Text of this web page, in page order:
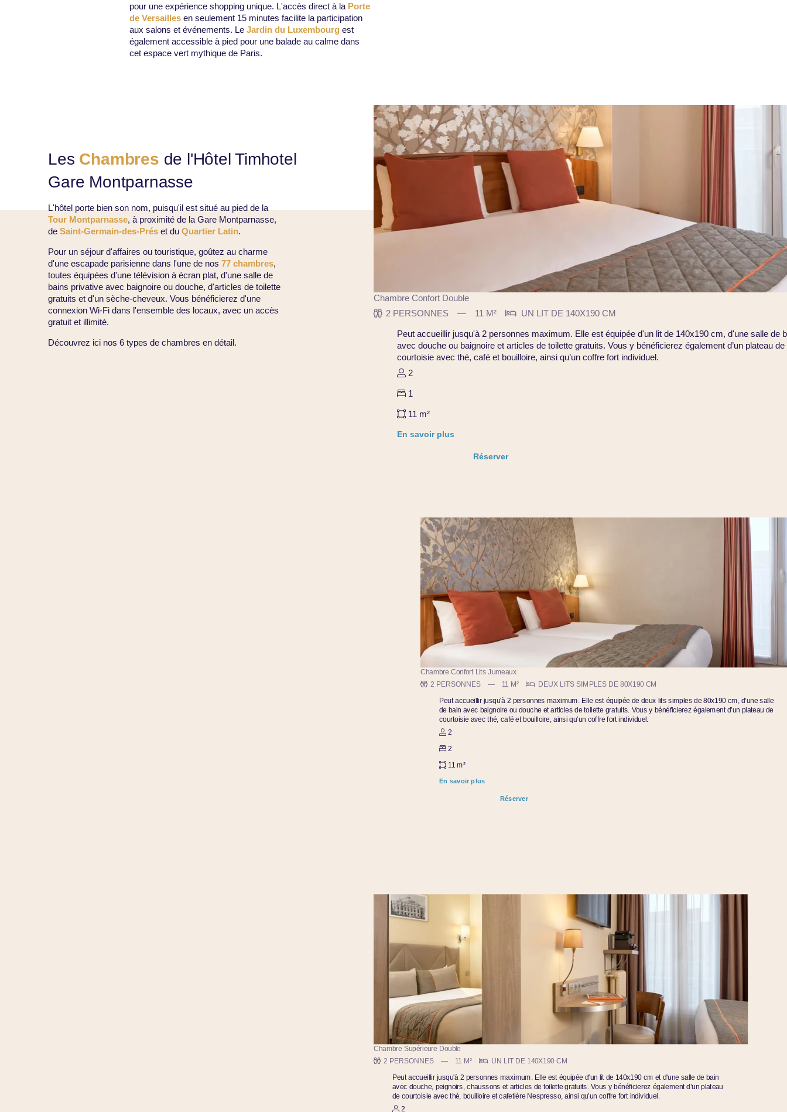
pour une expérience shopping unique. L'accès direct à la Porte
de Versaillesen seulement 15 minutes facilite la participation
aux salons et événements. Le Jardin du Luxembourgest
également accessible à pied pour une balade au calme dans
cet espace vert mythique de Paris.
Les Chambres de l'Hôtel Timhotel
Gare Montparnasse
L'hôtel porte bien son nom, puisqu'il est situé au pied de la
Tour Montparnasse, à proximité de la Gare Montparnasse,
deSaint-Germain-des-Prés et duQuartier Latin.
Pour un séjour d'affaires ou touristique, goûtez au charme
d'une escapade parisienne dans l'une de nos77 chambres,
toutes équipées d'une télévision à écran plat, d'une salle de
bains privative avec baignoire ou douche, d'articles de toilette
gratuits et d'un sèche-cheveux. Vous bénéficierez d'une
connexion Wi‑Fi dans l'ensemble des locaux, avec un accès
gratuit et illimité.
Découvrez ici nos 6 types de chambres en détail.
Chambre Confort Double
2 PERSONNES
11 M² UN LIT DE 140X190 CM
Peut accueillir jusqu'à 2 personnes maximum. Elle est équipée d'un lit de 140x190 cm, d'une salle de
avec douche ou baignoire et articles de toilette gratuits. Vous y bénéficierez également d’un plateau de
courtoisie avec thé, café et bouilloire, ainsi qu’un coffre fort individuel.
2
1
11 m²
En savoir plus
Réserver
Chambre Confort Lits Jumeaux
2 PERSONNES 11 M² DEUX LITS SIMPLES DE 80X190 CM
Peut accueillir jusqu'à 2 personnes maximum. Elle est équipée de deux lits simples de 80x190 cm, d'une salle
de bain avec baignoire ou douche et articles de toilette gratuits. Vous y bénéficierez également d’un plateau de
courtoisie avec thé, café et bouilloire, ainsi qu’un coffre fort individuel.
2
2
11 m²
En savoir plus
Réserver
Chambre Supérieure Double
2 PERSONNES 11 M² UN LIT DE 140X190 CM
Peut accueillir jusqu'à 2 personnes maximum. Elle est équipée d'un lit de 140x190 cm et d'une salle de bain
avec douche, peignoirs, chaussons et articles de toilette gratuits. Vous y bénéficierez également d’un plateau
de courtoisie avec thé, bouilloire et cafetière Nespresso, ainsi qu’un coffre fort individuel.
2